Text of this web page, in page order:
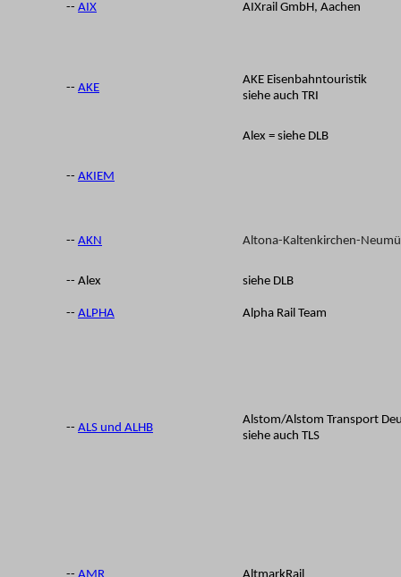
-- AIX AIXrail GmbH, Aachen
-- AKE
AKE Eisenbahntouristik
siehe auch TRI
Alex = siehe DLB
-- AKIEM
-- AKN Altona-Kaltenkirchen-N
-- Alex siehe DLB
-- ALPHA Alpha Rail Team
-- ALS und ALHB
Alstom/Alstom Transport
siehe auch TLS